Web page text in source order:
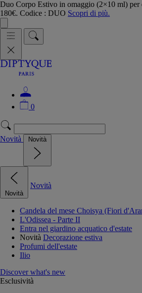
Duo Corpo Estivo in omaggio (2×10 ml) per
180€. Codice : DUO Scopri di più.
0
Novità Novità
Novità
Novità
Candela del mese Choisya (Fiori
L'Odissea - Parte II
Entra nel giardino acquatico d'estate
Novità Decorazione estiva
Profumi dell'estate
Ilio
Discover what's new
Esclusività